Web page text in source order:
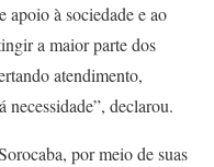
apoio à sociedade e ao
a maior parte dos
atendimento,
declarou.
por meio de suas